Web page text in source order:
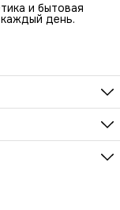
и бытовая
день.